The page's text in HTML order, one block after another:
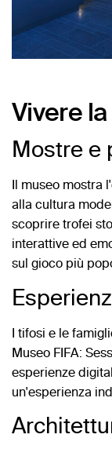
Vivere
Mostre e
Il museo
alla cultura
scoprire trofei
interattive ed
sul gioco più
I tifosi e le
Museo FIFA:
esperienze
un'esperienza